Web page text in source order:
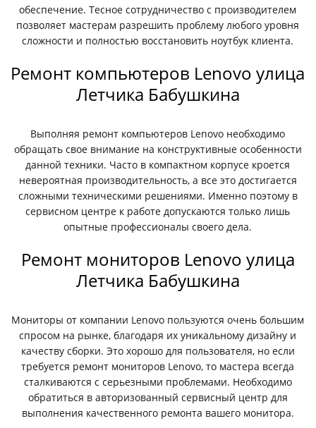
обеспечение. Тесное сотрудничество с производителем
позволяет мастерам разрешить проблему любого уровня
сложности и полностью восстановить ноутбук клиента.
Ремонт компьютеров Lenovo улица
Летчика Бабушкина
Выполняя ремонт компьютеров Lenovo необходимо
обращать свое внимание на конструктивные особенности
данной техники. Часто в компактном корпусе кроется
невероятная производительность, а все это достигается
сложными техническими решениями. Именно поэтому в
сервисном центре к работе допускаются только лишь
опытные профессионалы своего дела.
Ремонт мониторов Lenovo улица
Летчика Бабушкина
Мониторы от компании Lenovo пользуются очень большим
спросом на рынке, благодаря их уникальному дизайну и
качеству сборки. Это хорошо для пользователя, но если
требуется ремонт мониторов Lenovo, то мастера всегда
сталкиваются с серьезными проблемами. Необходимо
обратиться в авторизованный сервисный центр для
выполнения качественного ремонта вашего монитора.